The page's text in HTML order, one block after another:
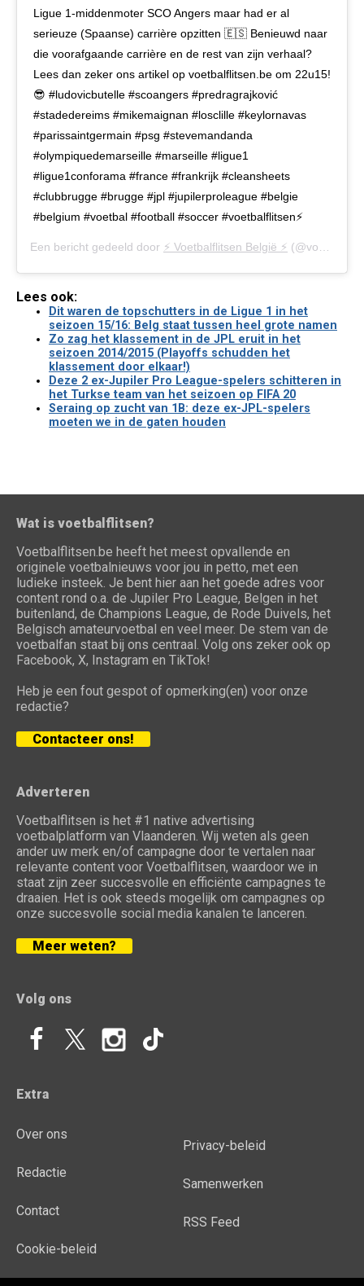
Ligue 1-middenmoter SCO Angers maar had er al
serieuze (Spaanse) carrière opzitten 🇪🇸 Benieuwd naar
die voorafgaande carrière en de rest van zijn verhaal?
Lees dan zeker ons artikel op voetbalflitsen.be om 22u15!
😎 #ludovicbutelle #scoangers #predragrajković
#stadedereims #mikemaignan #losclille #keylornavas
#parissaintgermain #psg #stevemandanda
#olympiquedemarseille #marseille #ligue1
#ligue1conforama #france #frankrijk #cleansheets
#clubbrugge #brugge #jpl #jupilerproleague #belgie
#belgium #voetbal #football #soccer #voetbalflitsen⚡️
Een bericht gedeeld door ⚡️ Voetbalflitsen België ⚡️ (@voetbalflitsen.be) op
Lees ook:
Dit waren de topschutters in de Ligue 1 in het
seizoen 15/16: Belg staat tussen heel grote namen
Zo zag het klassement in de JPL eruit in het
seizoen 2014/2015 (Playoffs schudden het
klassement door elkaar!)
Deze 2 ex-Jupiler Pro League-spelers schitteren in
het Turkse team van het seizoen op FIFA 20
Seraing op zucht van 1B: deze ex-JPL-spelers
moeten we in de gaten houden
Wat is voetbalflitsen?
Voetbalflitsen.be heeft het meest opvallende en
originele voetbalnieuws voor jou in petto, met een
ludieke insteek. Je bent hier aan het goede adres voor
content rond o.a. de Jupiler Pro League, Belgen in het
buitenland, de Champions League, de Rode Duivels, het
Belgisch amateurvoetbal en veel meer. De stem van de
voetbalfan staat bij ons centraal. Volg ons zeker ook op
Facebook, X, Instagram en TikTok!
Heb je een fout gespot of opmerking(en) voor onze
redactie?
Contacteer ons!
Adverteren
Voetbalflitsen is het #1 native advertising
voetbalplatform van Vlaanderen. Wij weten als geen
ander uw merk en/of campagne door te vertalen naar
relevante content voor Voetbalflitsen, waardoor we in
staat zijn zeer succesvolle en efficiënte campagnes te
draaien. Het is ook steeds mogelijk om campagnes op
onze succesvolle social media kanalen te lanceren.
Meer weten?
Volg ons
Extra
Over ons
Redactie
Contact
Cookie-beleid
Privacy-beleid
Samenwerken
RSS Feed